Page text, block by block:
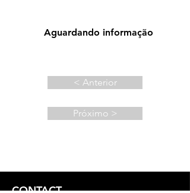
Aguardando informação
< Anterior
Próximo >